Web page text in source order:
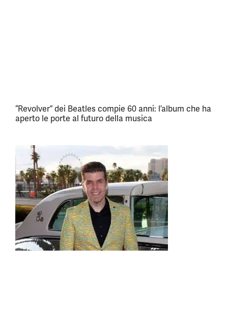
“Revolver” dei Beatles compie 60 anni: l’album che ha
aperto le porte al futuro della musica